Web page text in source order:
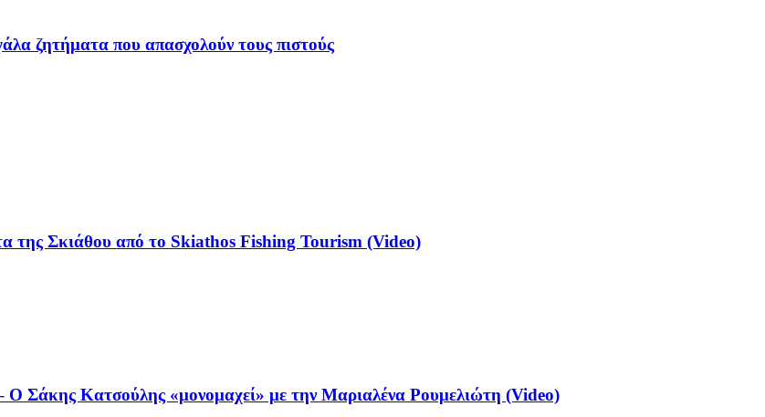
ζητήματα που απασχολούν τους πιστούς
της Σκιάθου από το Skiathos Fishing Tourism (Video)
Κατσούλης «μονομαχεί» με την Μαριαλένα Ρουμελιώτη (Video)